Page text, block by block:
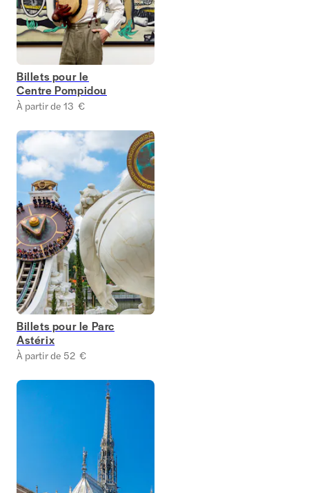
Billets pour le
Centre Pompidou
À partir de 13 €
Billets pour le Parc
Astérix
À partir de 52 €